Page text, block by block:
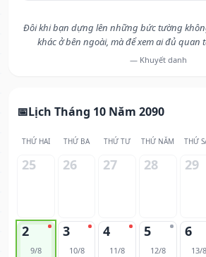
Đôi khi bạn dựng lên những bức tường
khác ở bên ngoài, mà để xem ai đủ quan
— Khuyết danh
Lịch Tháng 10 Năm 2090
THỨ HAI THỨ BA THỨ TƯ THỨ NĂM THỨ
25 26 27 28 29
2
9/8
3
10/8
4
11/8
5
12/8
6
13/8